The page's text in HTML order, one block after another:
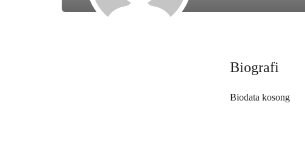
Biografi
Biodata kosong